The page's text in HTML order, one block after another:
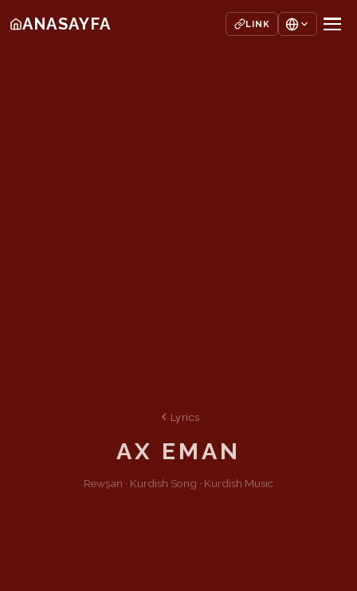
ANASAYFA LINK
Lyrics
AX EMAN
Rewşan · Kurdish Song · Kurdish Music